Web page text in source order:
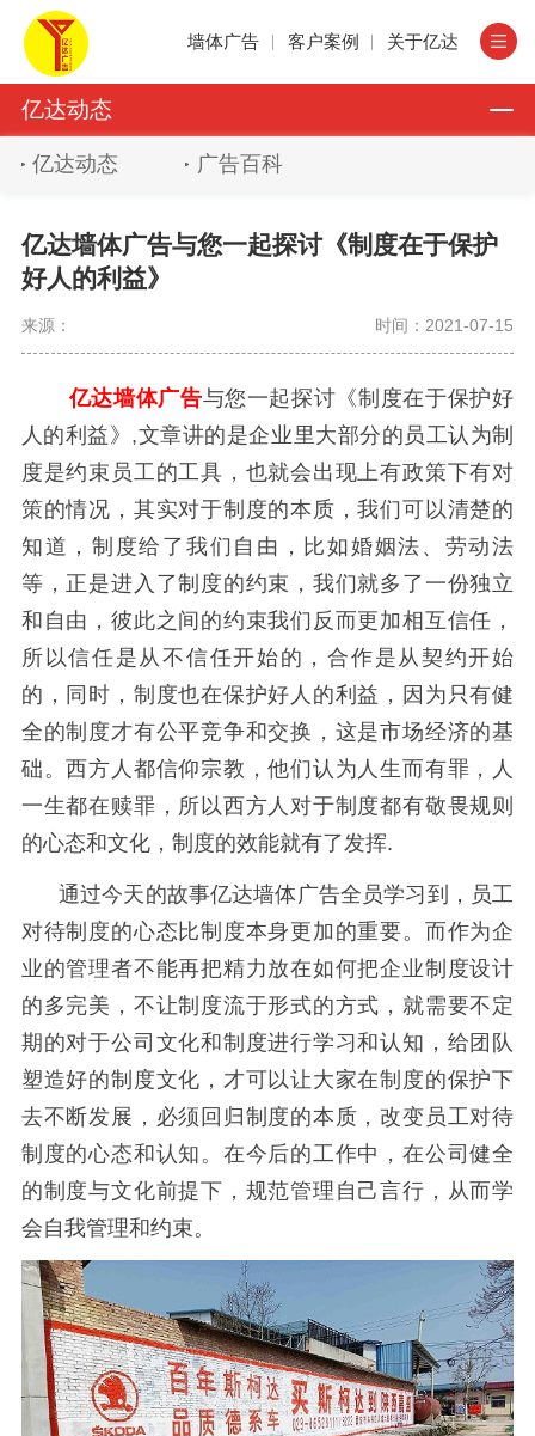
墙体广告 客户案例 关于亿达
亿达动态
亿达动态 广告百科
亿达墙体广告与您一起探讨《制度在于保护
好人的利益》
来源： 时间：2021-07-15
亿达墙体广告与您一起探讨《制度在于保护好
人的利益》,文章讲的是企业里大部分的员工认为制
度是约束员工的工具，也就会出现上有政策下有对
策的情况，其实对于制度的本质，我们可以清楚的
知道，制度给了我们自由，比如婚姻法、劳动法
等，正是进入了制度的约束，我们就多了一份独立
和自由，彼此之间的约束我们反而更加相互信任，
所以信任是从不信任开始的，合作是从契约开始
的，同时，制度也在保护好人的利益，因为只有健
全的制度才有公平竞争和交换，这是市场经济的基
础。西方人都信仰宗教，他们认为人生而有罪，人
一生都在赎罪，所以西方人对于制度都有敬畏规则
的心态和文化，制度的效能就有了发挥.
通过今天的故事亿达墙体广告全员学习到，员工
对待制度的心态比制度本身更加的重要。而作为企
业的管理者不能再把精力放在如何把企业制度设计
的多完美，不让制度流于形式的方式，就需要不定
期的对于公司文化和制度进行学习和认知，给团队
塑造好的制度文化，才可以让大家在制度的保护下
去不断发展 ，必须回归制度的本质，改变员工对待
制度的心态和认知。在今后的工作中，在公司健全
的制度与文化前提下，规范管理自己言行，从而学
会自我管理和约束。